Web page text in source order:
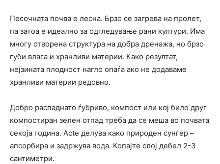
Песочната почва е лесна. Брзо се загрева на пролет,
па затоа е идеално за одгледување рани култури. Има
многу отворена структура на добра дренажа, но брзо
губи влага и хранливи материи. Како резултат,
нејзината плодност нагло опаѓа ако не додаваме
хранливи материи редовно.
Добро распаднато ѓубриво, компост или кој било друг
компостиран зелен отпад треба да се меша во почвата
секоја година. Actе делува како природен сунѓер –
апсорбира и задржува вода. Копајте слој дебел 2-3
сантиметри.